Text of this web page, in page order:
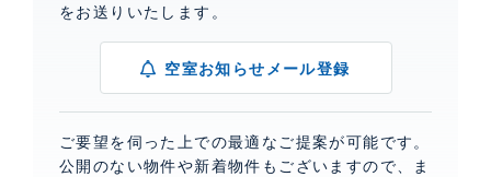
をお送りいたします。
空室お知らせメール登録
ご要望を伺った上での最適なご提案が可能です。
公開のない物件や新着物件もございますので、ま